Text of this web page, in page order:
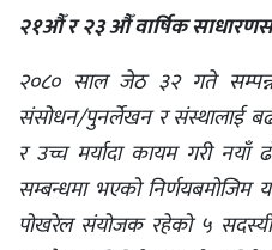
२१औँ र २३ औँ वार्षिक
२०८० साल जेठ ३२ गते
संसोधन/पुनर्लेखन र संस्थालाई
र उच्च मर्यादा कायम गरी नयाँ
सम्बन्धमा भएको
पोखरेल संयोजक रहेको ५